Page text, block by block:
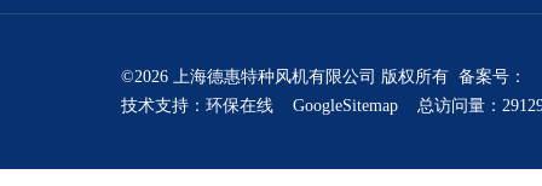
©2026 上海德惠特种风机有限公司 版权所有 备案号：
技术支持： 环保在线 GoogleSitemap 总访问量：